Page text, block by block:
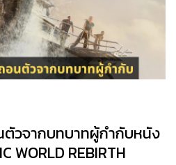
ตัวจากบทบาทผู้กำกับหนัง
WORLD REBIRTH